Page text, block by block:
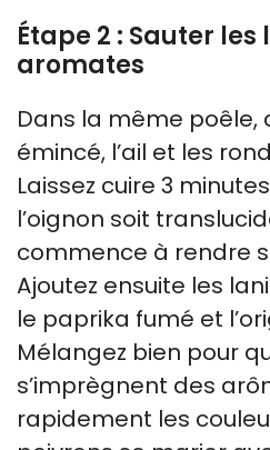
Étape 2 : Sauter
aromates
Dans la même poêle,
émincé, l’ail et les
Laissez cuire 3
l’oignon soit
commence à rendre
Ajoutez ensuite les
le paprika fumé et
Mélangez bien pour
s’imprègnent des
rapidement les